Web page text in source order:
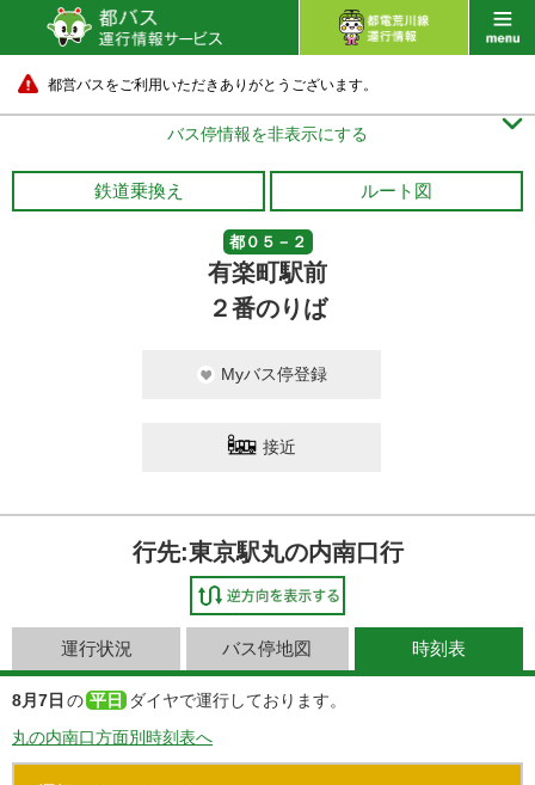
都営バスをご利用いただきありがとうございます。
バス停情報を非表示にする 
鉄道乗換え ルート図
都０５－２
有楽町駅前
２番のりば
Myバス停登録
接近
行先:東京駅丸の内南口行
運行状況 バス停地図 時刻表
8月7日 の 平日
ダイヤで運行しております。
丸の内南口方面別時刻表へ